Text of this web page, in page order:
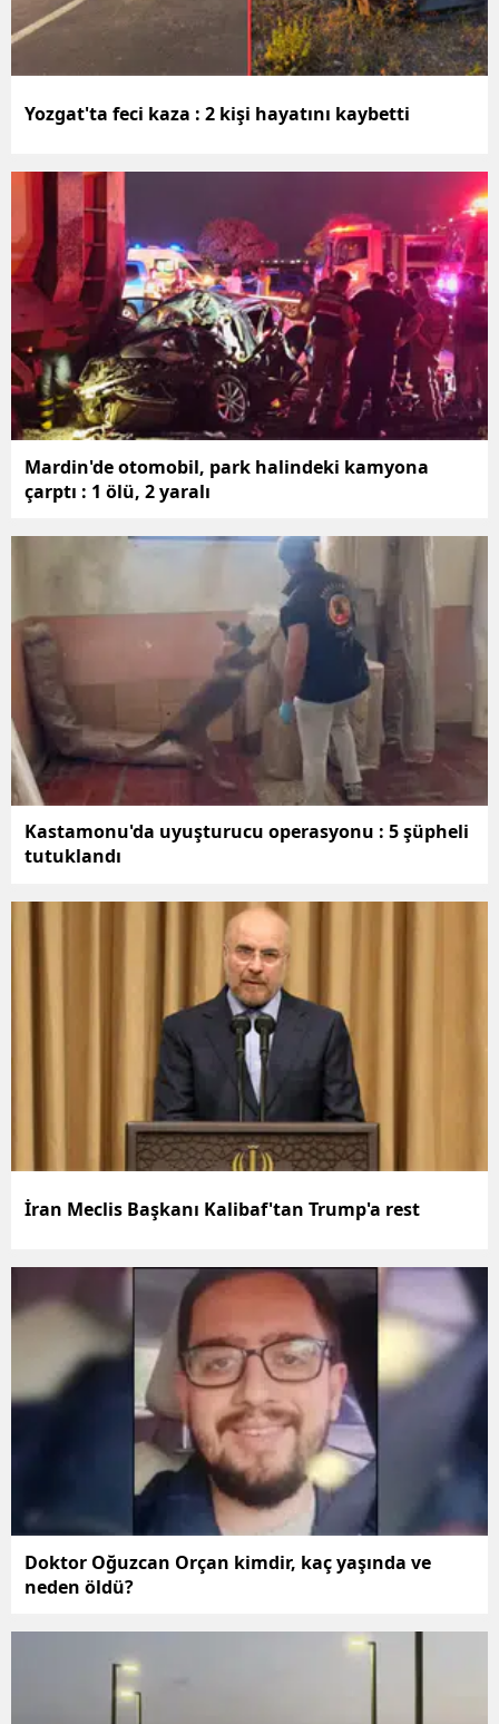
Yozgat'ta feci kaza : 2 kişi hayatını kaybetti
Mardin'de otomobil, park halindeki kamyona
çarptı : 1 ölü, 2 yaralı
Kastamonu'da uyuşturucu operasyonu : 5 şüpheli
tutuklandı
İran Meclis Başkanı Kalibaf'tan Trump'a rest
Doktor Oğuzcan Orçan kimdir, kaç yaşında ve
neden öldü?